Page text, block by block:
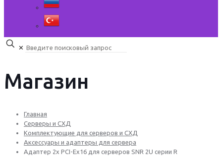
✕
Магазин
Главная
Серверы и СХД
Комплектующие для серверов и СХД
Аксессуары и адаптеры для сервера
Адаптер 2x PCI-Ex16 для серверов SNR 2U серии R